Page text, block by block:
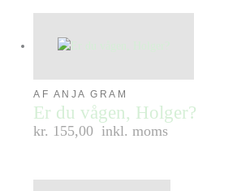
AF ANJA GRAM
Er du vågen, Holger?
kr. 155,00 inkl. moms